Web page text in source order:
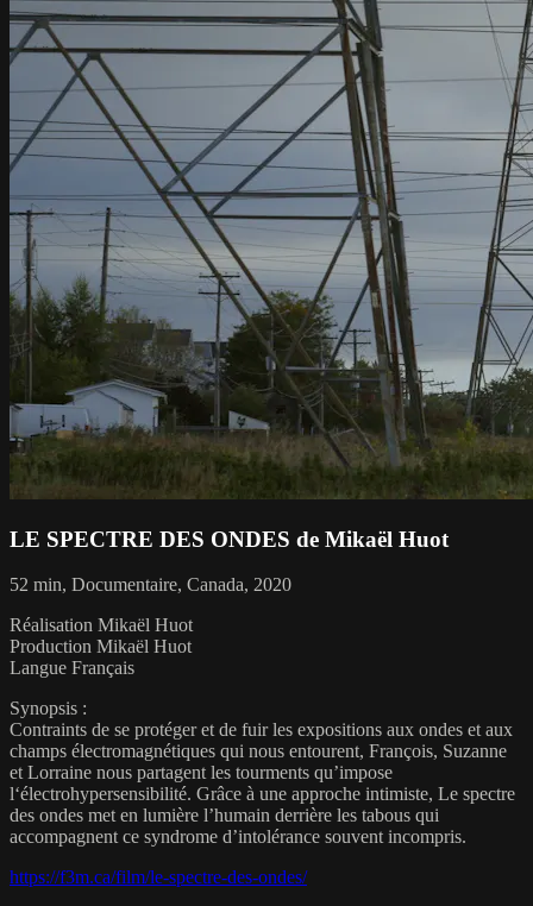
LE SPECTRE DES ONDES de Mikaël Huot
52 min, Documentaire, Canada, 2020
Réalisation Mikaël Huot
Production Mikaël Huot
Langue Français
Synopsis :
Contraints de se protéger et de fuir les expositions aux ondes et aux
champs électromagnétiques qui nous entourent, François, Suzanne
et Lorraine nous partagent les tourments qu’impose
l‘électrohypersensibilité. Grâce à une approche intimiste, Le spectre
des ondes met en lumière l’humain derrière les tabous qui
accompagnent ce syndrome d’intolérance souvent incompris.
https://f3m.ca/film/le-spectre-des-ondes/